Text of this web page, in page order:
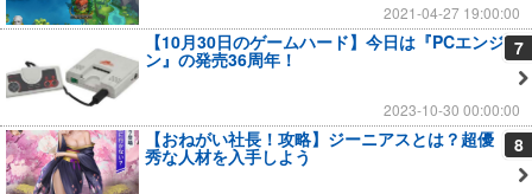
2021-04-27 19:00:00
7
【10月30日のゲームハード】今日は『PCエンジ
ン』の発売36周年！
2023-10-30 00:00:00
8
【おねがい社長！攻略】ジーニアスとは？超優
秀な人材を入手しよう